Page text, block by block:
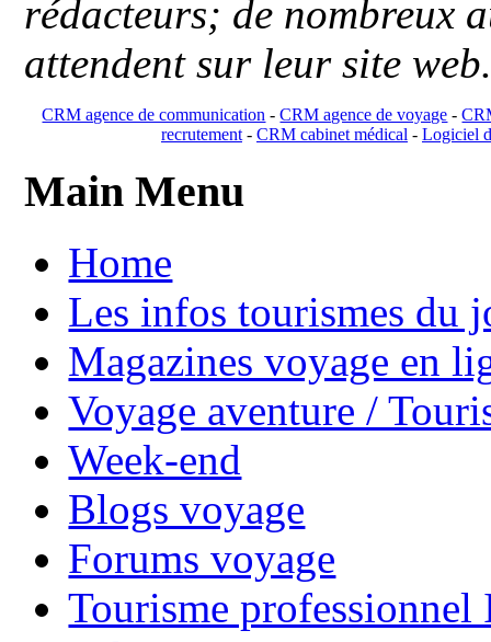
rédacteurs; de nombreux
attendent sur leur site
CRM agence de communication -CRM agence de voyage -
recrutement- CRM cabinet médical- Logiciel
Main Menu
Home
Les infos tourismes du
Magazines voyage en
Voyage aventure /
Week-end
Blogs voyage
Forums voyage
Tourisme